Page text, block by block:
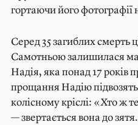
гортаючи його фотографії
Серед 35 загиблих смерть
Самотньою залишилася
Надія, яка понад 17 років
прощання Надію
колісному кріслі: «Хто ж
— звертається вона до